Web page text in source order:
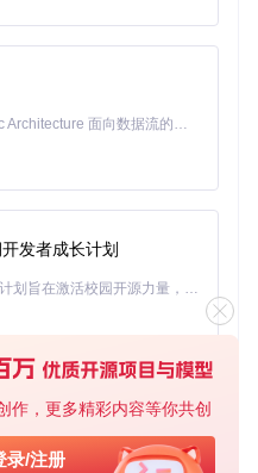
作，更多精彩内容等你共创
录/注册
DORA (Dataflow-Oriented Robotic Architecture 面向数据流的机器人架构) 是为 AI 与具身智能机器人打造的高性能开发框架，以数据流范式重构开发逻辑，原生支持分布式部署与端边云协同 —— 无需复杂适配，即可实现一体端到端具身大小脑、VLA等模型部署，无缝衔接感知、推理、控制全链路，让 AI 能力与机器人动作深度融合。 依托 Rust 内核与零拷贝通信技术，它将具身大小脑、VLA等模型推理、多模态数据融合延迟压缩至微秒级，同时兼容 ROS2 生态与国产 AI 芯片，彻底降低具身智能机器人的开发门槛，让分布式部署下的 AI 赋能创新更高效、更灵活。
发者成长计划
「源启盛夏」暑期校园开发者成长计划旨在激活校园开源力量，通过积分激励、认证扶持、资源倾斜等形式，引导高校组织和开发者完成「入驻 — 建项目 — 做贡献 — 获认证 — 得资源」的完整闭环。无论你是想带领社团入驻平台的组织者，还是希望用代码贡献证明自己的开发者，都能在这里找到属于你的成长路径。
基于Python的Xiaozhi AI，适用于想要完整Xiaozhi体验而无需拥有专用硬件的用户。